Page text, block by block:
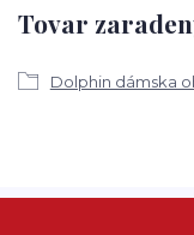
Tovar
Dolphin dámska